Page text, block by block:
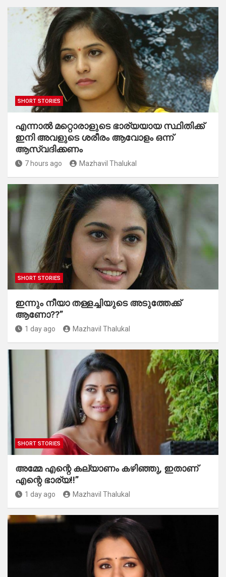
SHORT STORIES
എന്നാൽ മറ്റൊരാളുടെ ഭാര്യയായ സ്ഥിതിക്ക്
ഇനി അവളുടെ ശരീരം ആവോളം ഒന്ന്
ആസ്വദിക്കണം
7 hours ago Mazhavil Thalukal
SHORT STORIES
ഇന്നും നീയാ തള്ളച്ചിയുടെ അടുത്തേക്ക്
ആണോ??”
1 day ago Mazhavil Thalukal
SHORT STORIES
അമ്മേ എന്റെ കല്യാണം കഴിഞ്ഞു, ഇതാണ്
എന്റെ ഭാര്യ!!”
1 day ago Mazhavil Thalukal